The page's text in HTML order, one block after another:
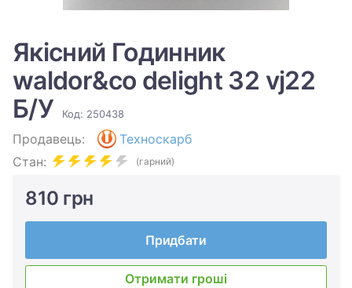
Якісний Годинник
waldor&co delight 32 vj22
Б/У
Код: 250438
Продавець:
Техноскарб
Стан:
(гарний)
810 грн
Придбати
Отримати гроші